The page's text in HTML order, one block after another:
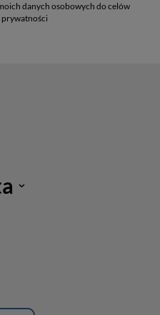
danych osobowych do celów